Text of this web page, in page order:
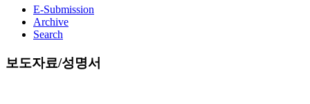
E-Submission
Archive
Search
보도자료/성명서